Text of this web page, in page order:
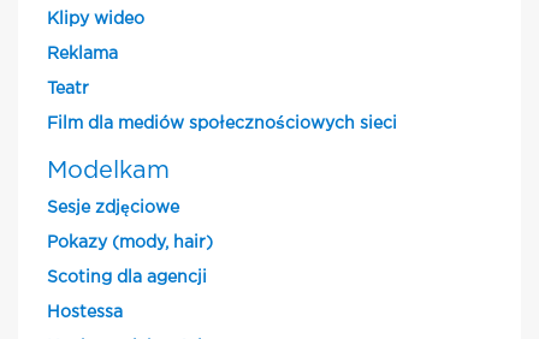
Klipy wideo
Reklama
Teatr
Film dla mediów społecznościowych sieci
Modelkam
Sesje zdjęciowe
Pokazy (mody, hair)
Scoting dla agencji
Hostessa